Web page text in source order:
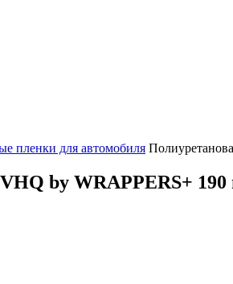
пленки для автомобиля
by WRAPPERS+